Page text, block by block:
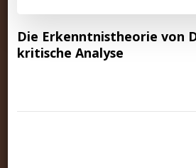
Die Erkenntnistheorie von
kritische Analyse